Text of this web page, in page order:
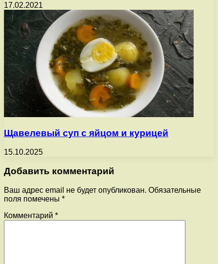
17.02.2021
Щавелевый суп с яйцом и курицей
15.10.2025
Добавить комментарий
Ваш адрес email не будет опубликован. Обязательные
поля помечены *
Комментарий *